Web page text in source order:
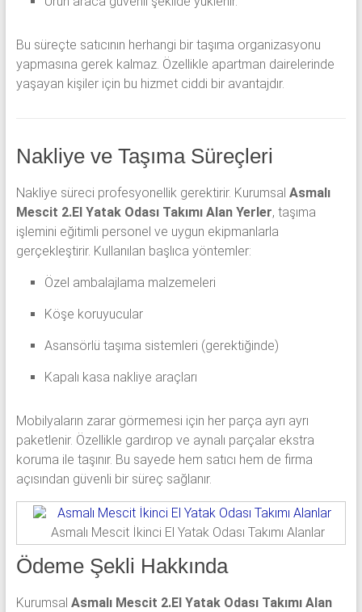
Bu süreçte satıcının herhangi bir taşıma organizasyonu
yapmasına gerek kalmaz. Özellikle apartman dairelerinde
yaşayan kişiler için bu hizmet ciddi bir avantajdır.
Nakliye ve Taşıma Süreçleri
Nakliye süreci profesyonellik gerektirir. Kurumsal Asmalı
Mescit 2.El Yatak Odası Takımı Alan Yerler, taşıma
işlemini eğitimli personel ve uygun ekipmanlarla
gerçekleştirir. Kullanılan başlıca yöntemler:
Özel ambalajlama malzemeleri
Köşe koruyucular
Asansörlü taşıma sistemleri (gerektiğinde)
Kapalı kasa nakliye araçları
Mobilyaların zarar görmemesi için her parça ayrı ayrı
paketlenir. Özellikle gardırop ve aynalı parçalar ekstra
koruma ile taşınır. Bu sayede hem satıcı hem de firma
açısından güvenli bir süreç sağlanır.
Asmalı Mescit İkinci El Yatak Odası Takımı Alanlar
Ödeme Şekli Hakkında
Kurumsal Asmalı Mescit 2.El Yatak Odası Takımı Alan